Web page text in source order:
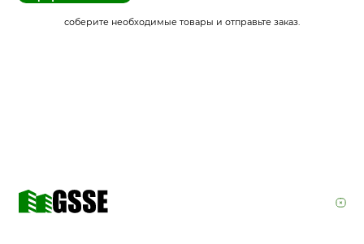
соберите необходимые товары и отправьте заказ.